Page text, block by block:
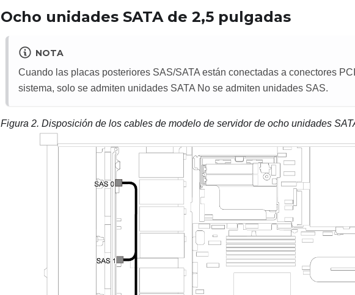
Ocho unidades SATA de 2,5 pulgadas
NOTA
Cuando las placas posteriores SAS/SATA están conectadas a conectores
sistema, solo se admiten unidades SATA No se admiten unidades SAS.
Figura 2. Disposición de los cables de modelo de servidor de ocho unidades